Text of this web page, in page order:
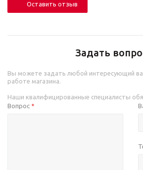
Оставить отзыв
Задать
Вы можете задать любой интересующий
работе магазина.
Наши квалифицированные специалисты
Вопрос *